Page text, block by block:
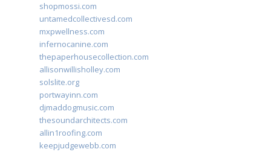
shopmossi.com
untamedcollectivesd.com
mxpwellness.com
infernocanine.com
thepaperhousecollection.com
allisonwillisholley.com
solslite.org
portwayinn.com
djmaddogmusic.com
thesoundarchitects.com
allin1roofing.com
keepjudgewebb.com